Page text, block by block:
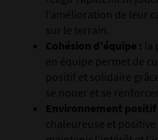
l’amélioration de leur
sur le terrain.
Cohésion d’équipe :
en équipe permet de
positif et solidaire
se nouer et se
Environnement positif
chaleureuse et positive